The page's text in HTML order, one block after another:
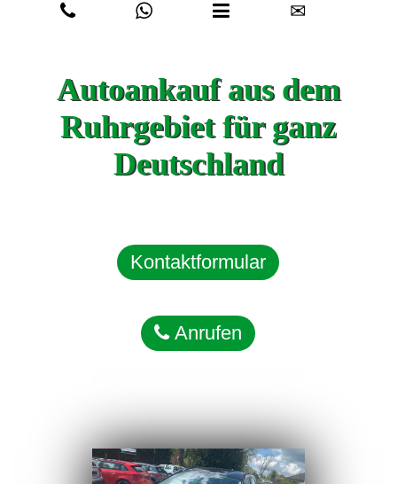
✉
Autoankauf aus dem
Ruhrgebiet für ganz
Deutschland
Kontaktformular
Anrufen